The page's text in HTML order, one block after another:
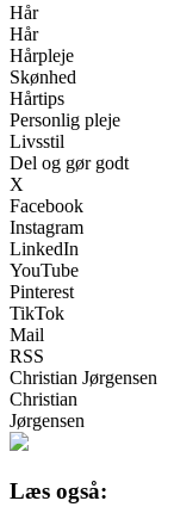
Hår
Hår
Hårpleje
Skønhed
Hårtips
Personlig pleje
Livsstil
Del og gør godt
X
Facebook
Instagram
LinkedIn
YouTube
Pinterest
TikTok
Mail
RSS
Christian Jørgensen
Christian
Jørgensen
Læs også: